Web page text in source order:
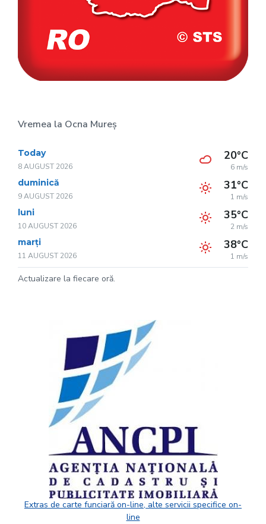
Vremea la Ocna Mureș
Today
8 AUGUST 2026
20°C
6 m/s
duminică
9 AUGUST 2026
31°C
1 m/s
luni
10 AUGUST 2026
35°C
2 m/s
marți
11 AUGUST 2026
38°C
1 m/s
Actualizare la fiecare oră.
Extras de carte funciară on-line, alte servicii specifice on-
line